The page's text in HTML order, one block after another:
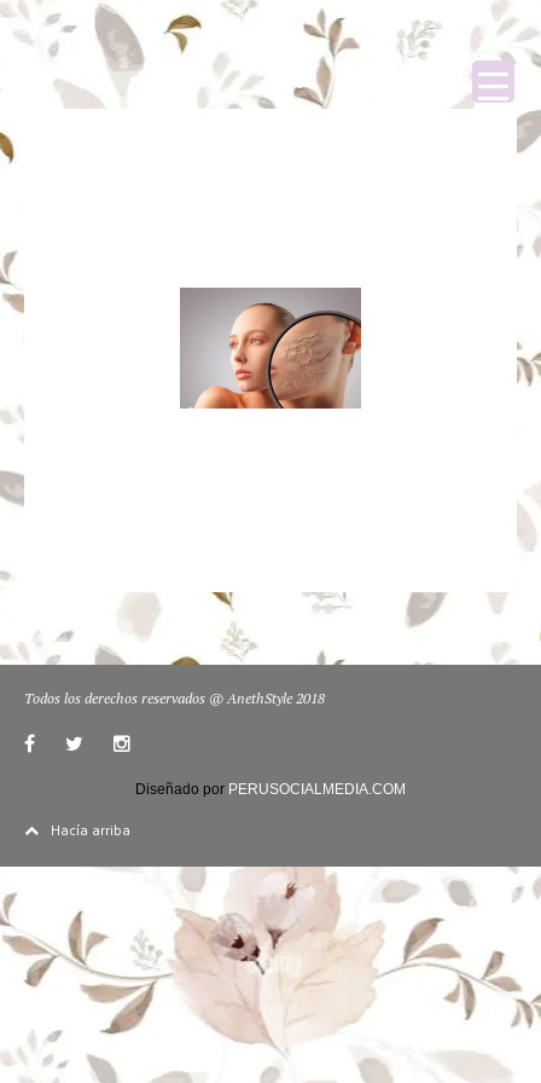
Todos los derechos reservados @ AnethStyle 2018
Diseñado por PERUSOCIALMEDIA.COM
Hacía arriba